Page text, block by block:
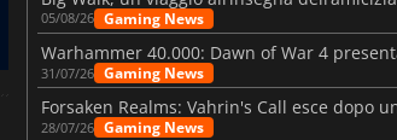
05/08/26 Gaming News
31/07/26 Gaming News
28/07/26 Gaming News